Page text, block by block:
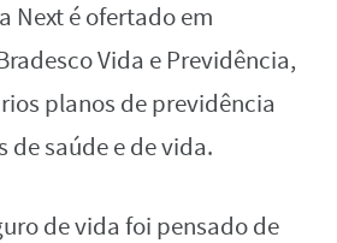
Next é ofertado em
Vida e Previdência,
planos de previdência
de saúde e de vida.
de vida foi pensado de